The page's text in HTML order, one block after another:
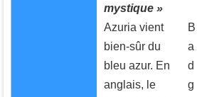
mystique »
Azuria vient
bien-sûr du
bleu azur. En
anglais, le
B
a
d
g